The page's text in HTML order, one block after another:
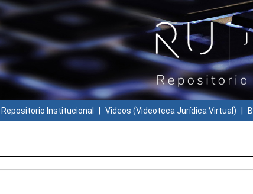
Repositorio Institucional Videos (Videoteca Jurídica Virtual)